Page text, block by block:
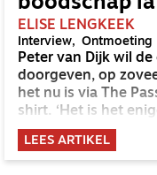
ELISE LENGKEEK
Interview Ontmoeting
Peter van Dijk wil de
doorgeven, op
het nu is via The
shirt. ‘Het is het
werkelijkheid waarin
praat met hem over
LEES ARTIKEL